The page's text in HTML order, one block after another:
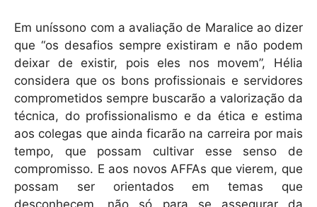
Em uníssono com a avaliação de Maralice ao dizer
que “os desafios sempre existiram e não podem
deixar de existir, pois eles nos movem”, Hélia
considera que os bons profissionais e servidores
comprometidos sempre buscarão a valorização da
técnica, do profissionalismo e da ética e estima
aos colegas que ainda ficarão na carreira por mais
tempo, que possam cultivar esse senso de
compromisso. E aos novos AFFAs que vierem, que
possam ser orientados em temas que
desconhecem, não só para se assegurar da